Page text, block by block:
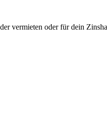
vermieten oder für dein